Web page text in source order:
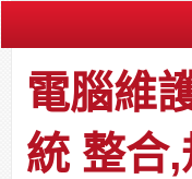
電腦維
統 整合